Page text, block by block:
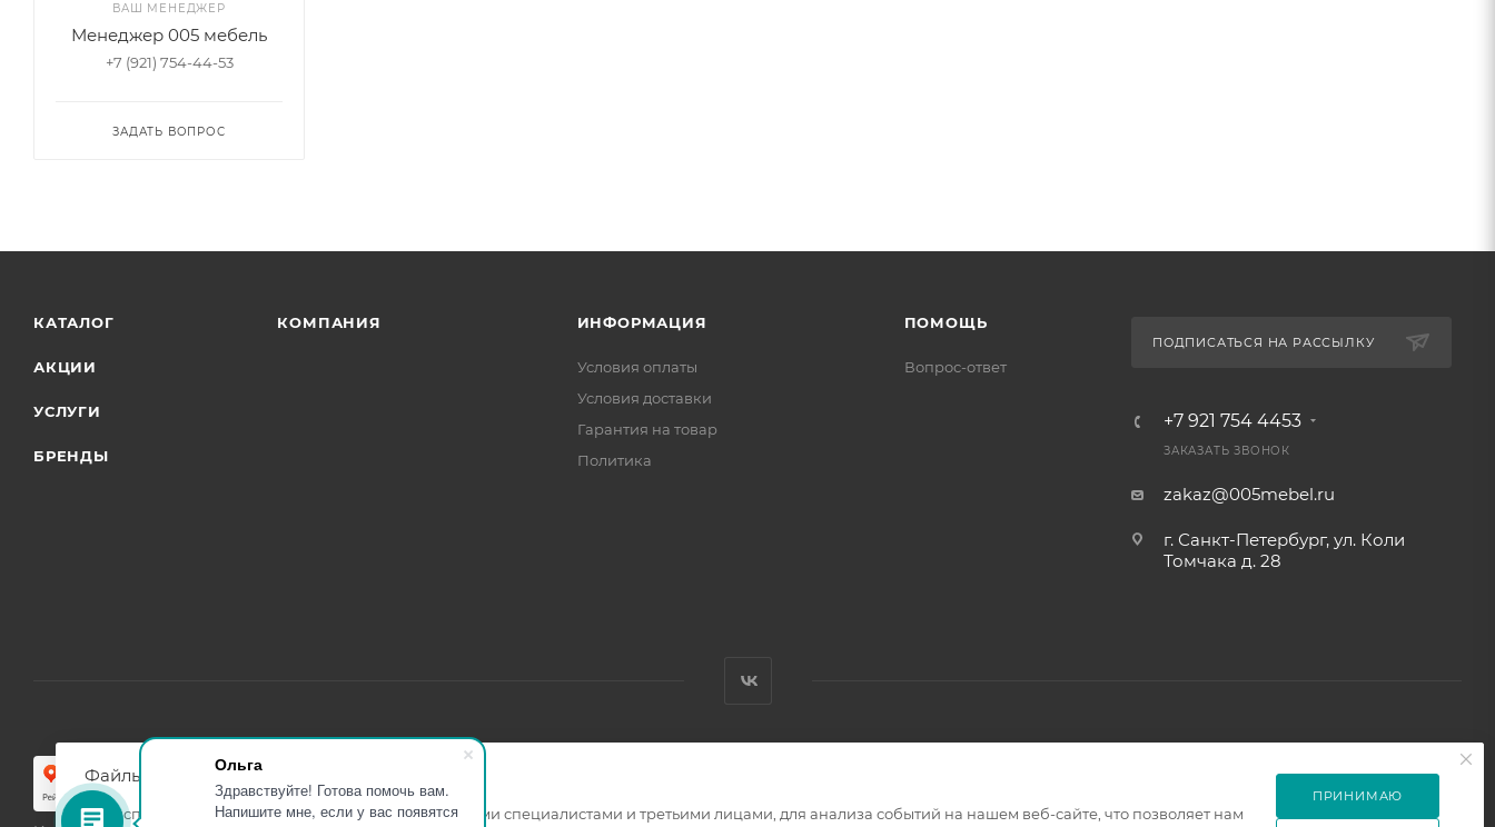
Ольга
Здравствуйте! Готова помочь вам.
Напишите мне, если у вас появятся
ВАШ МЕНЕДЖЕР
Менеджер 005 мебель
+7 (921) 754-44-53
ЗАДАТЬ ВОПРОС
КАТАЛОГ
АКЦИИ
УСЛУГИ
БРЕНДЫ
КОМПАНИЯ ИНФОРМАЦИЯ
Условия оплаты
Условия доставки
Гарантия на товар
Политика
ПОМОЩЬ
Вопрос-ответ
ПОДПИСАТЬСЯ НА РАССЫЛКУ
+7 921 754 4453
ЗАКАЗАТЬ ЗВОНОК
zakaz@005mebel.ru
г. Санкт-Петербург, ул. Коли
Томчака д. 28
Файлы cookie
Мы используем файлы cookie, разработанные нашими специалистами и третьими лицами, для анализа событий на нашем веб-сайте, что позволяет нам
ПРИНИМАЮ